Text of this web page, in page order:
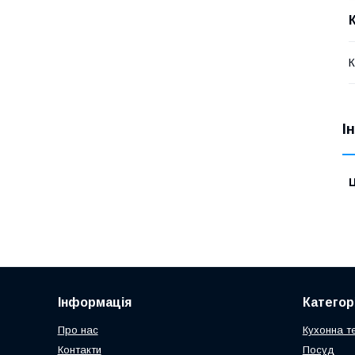
Інформація
Про нас
Контакти
Кухонна
Посуд